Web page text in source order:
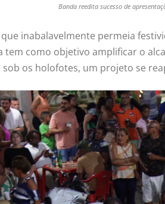
Banda reedita sucesso de
inabalavelmente permeia
como objetivo amplificar o
os holofotes, um projeto se